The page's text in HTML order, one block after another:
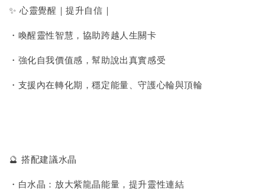
✨ 心靈覺醒｜提升自信｜
・喚醒靈性智慧，協助跨越人生關卡
・強化自我價值感，幫助說出真實感受
・支援內在轉化期，穩定能量、守護心輪與頂輪
🔮 搭配建議水晶
・白水晶：放大紫龍晶能量，提升靈性連結